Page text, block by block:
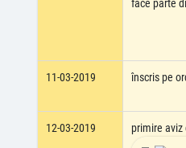
face parte
11-03-2019 înscris pe
12-03-2019
primire aviz